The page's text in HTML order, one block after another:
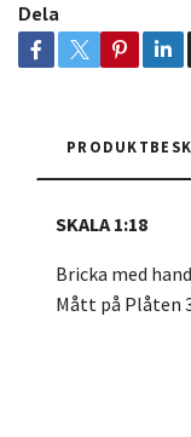
Dela
SKALA 1:18
Bricka med
Mått på Plåten